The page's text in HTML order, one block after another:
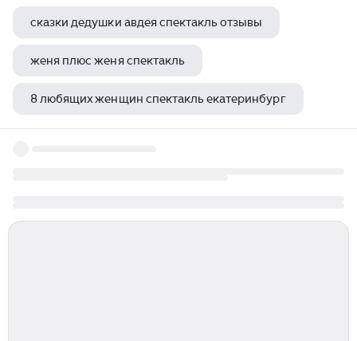
сказки дедушки авдея спектакль отзывы
женя плюс женя спектакль
8 любящих женщин спектакль екатеринбург